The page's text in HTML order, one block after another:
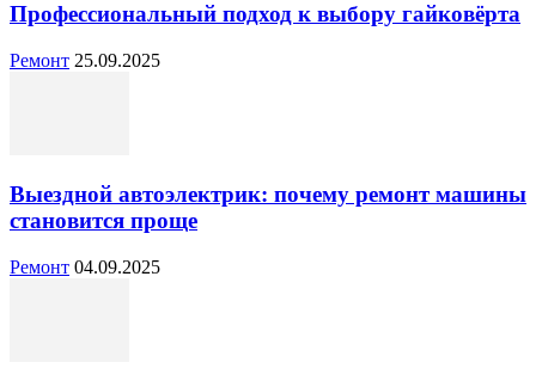
Профессиональный подход к выбору гайковёрта
Ремонт 25.09.2025
Выездной автоэлектрик: почему ремонт машины
становится проще
Ремонт 04.09.2025